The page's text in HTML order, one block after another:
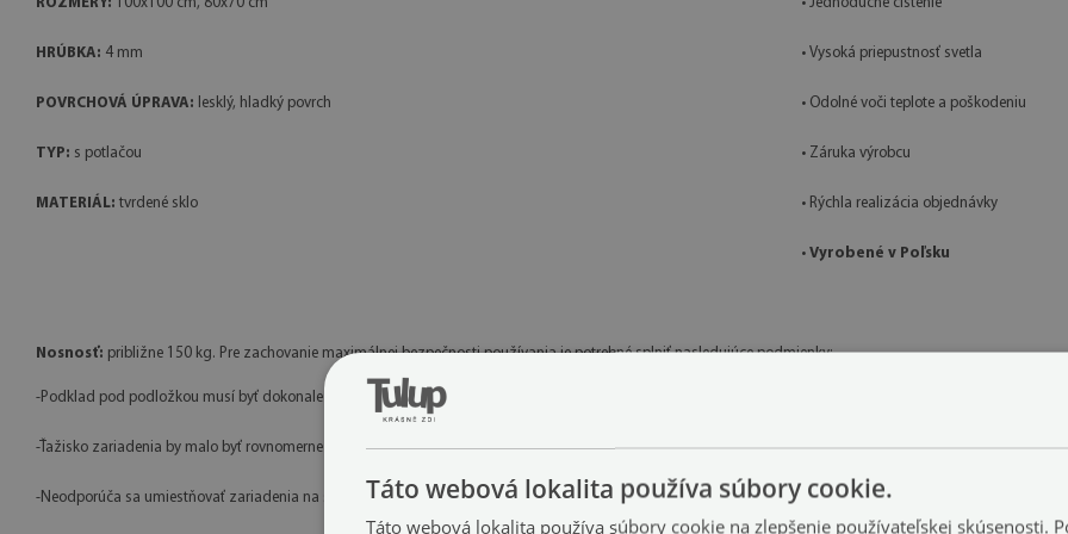
ROZMERY: 100x100 cm, 80x70 cm
HRÚBKA: 4 mm
POVRCHOVÁ ÚPRAVA: lesklý, hladký povrch
TYP: s potlačou
MATERIÁL: tvrdené sklo
• Jednoduché čistenie
• Vysoká priepustnosť svetla
• Odolné voči teplote a poškodeniu
• Záruka výrobcu
• Rýchla realizácia objednávky
• Vyrobené v Poľsku
Nosnosť: približne 150 kg. Pre zachovanie maximálnej bezpečnosti používania je potrebné splniť nasledujúce podmienky:
-Podklad pod podložkou musí byť dokonale rovný a stabilný, bez nerovností, piesku ani nečistôt, ktoré by mohli spôsobovať bodové napätie skla.
-Ťažisko zariadenia by malo byť rovnomerne rozložené — krb alebo piecka musí mať stabilnú, rovnú základňu zabezpečujúcu rovnomerné zaťaženie celej
-Neodporúča sa umiestňovať zariadenia na štyroch nožičkách (tzv. kozy), pretože spôsobujú sústredenie tlaku do jednotlivých bodov.
Táto webová lokalita používa súbory cookie.
Táto webová lokalita používa súbory cookie na zlepšenie používateľskej skúsenosti.